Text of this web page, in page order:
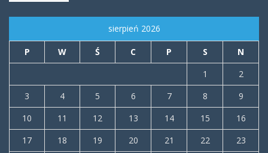
sierpień 2026
P W Ś C P S
N
1
2
3
4 5 6 7 8
9
10
11 12 13 14 15
16
17
18 19 20 21 22
23